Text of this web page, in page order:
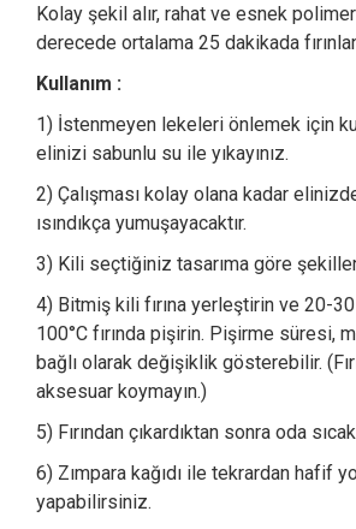
Kolay şekil alır, rahat ve esnek
derecede ortalama 25 dakikada
Kullanım :
1) İstenmeyen lekeleri önlemek için
elinizi sabunlu su ile yıkayınız.
2) Çalışması kolay olana kadar
ısındıkça yumuşayacaktır.
3) Kili seçtiğiniz tasarıma göre
4) Bitmiş kili fırına yerleştirin ve 20-
100°C fırında pişirin. Pişirme süresi,
bağlı olarak değişiklik gösterebilir.
aksesuar koymayın.)
5) Fırından çıkardıktan sonra oda
6) Zımpara kağıdı ile tekrardan hafif
yapabilirsiniz.